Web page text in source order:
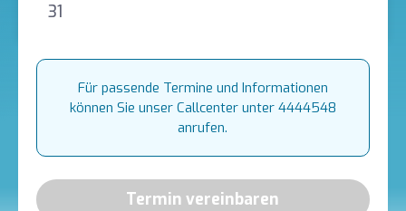
31
Für passende Termine und Informationen
können Sie unser Callcenter unter 4444548
anrufen.
Termin vereinbaren